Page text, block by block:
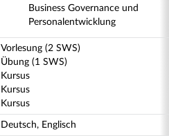
Business Governance und
Personalentwicklung
Vorlesung (2 SWS)
Übung (1 SWS)
Kursus
Kursus
Kursus
Deutsch, Englisch